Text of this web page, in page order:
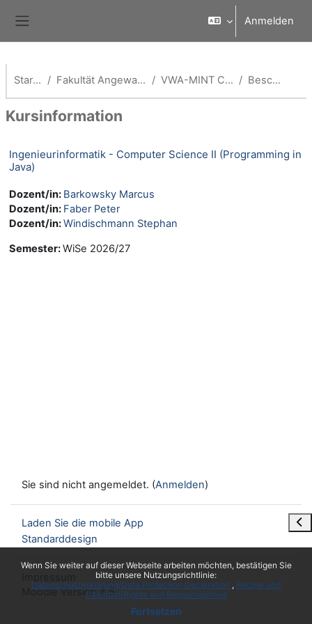
Wenn Sie weiter auf dieser Webseite arbeiten möchten, bestätigen Sie
bitte unsere Nutzungsrichtlinie:
Datenschutzerklärung/Data Protection Declaration
Rechte und
Pflichten/Rights and Responsibilities
Fortsetzen
Anmelden
Startseite Fakultät Angewandte Informatik VWA-MINT Coach -AI Fak Beschreibung
Kursinformation
Ingenieurinformatik - Computer Science II (Programming in
Java)
Dozent/in: Barkowsky Marcus
Dozent/in: Faber Peter
Dozent/in:Windischmann Stephan
Semester:WiSe 2026/27
Sie sind nicht angemeldet. (Anmelden)
Laden Sie die mobile App
Standarddesign
Moodle Version 4.5